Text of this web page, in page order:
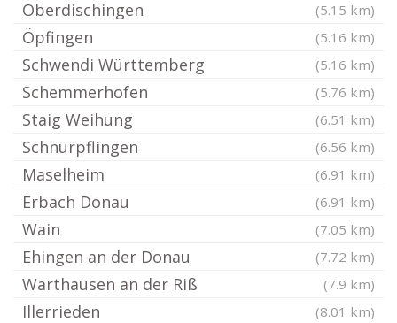
Oberdischingen (5.15 km)
Öpfingen (5.16 km)
Schwendi Württemberg (5.16 km)
Schemmerhofen (5.76 km)
Staig Weihung (6.51 km)
Schnürpflingen (6.56 km)
Maselheim (6.91 km)
Erbach Donau (6.91 km)
Wain (7.05 km)
Ehingen an der Donau (7.72 km)
Warthausen an der Riß (7.9 km)
Illerrieden (8.01 km)